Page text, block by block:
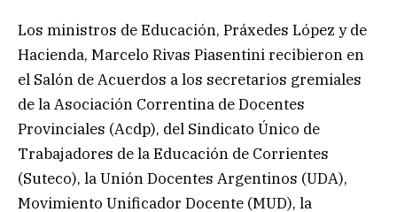
Los ministros de Educación, Práxedes López y de
Hacienda, Marcelo Rivas Piasentini recibieron en
el Salón de Acuerdos a los secretarios gremiales
de la Asociación Correntina de Docentes
Provinciales (Acdp), del Sindicato Único de
Trabajadores de la Educación de Corrientes
(Suteco), la Unión Docentes Argentinos (UDA),
Movimiento Unificador Docente (MUD), la